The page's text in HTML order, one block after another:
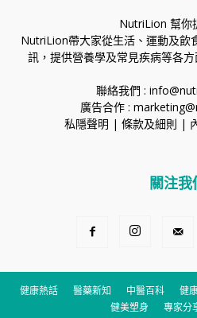
NutriLion 幫你
NutriLion帶大家從生活、運動及飲
訊，提供營養學及常見疾病等各
聯絡我們 :
廣告合作 :
私隱聲明 | 條款及細則 |
關注我
健康熱話 醫藥新知 中醫百科 健
健美塑身
專家分